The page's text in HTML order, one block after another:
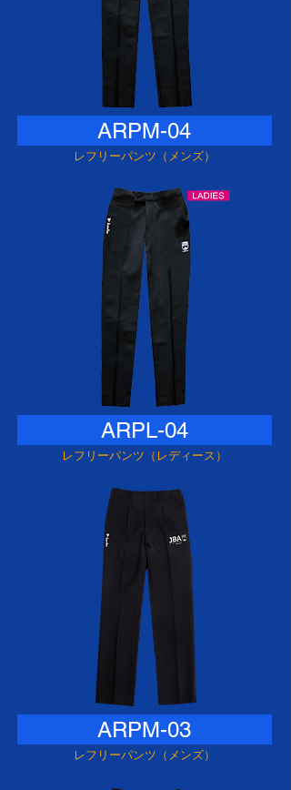
ARPM-04
レフリーパンツ（メンズ）
ARPL-04
レフリーパンツ（レディース）
ARPM-03
レフリーパンツ（メンズ）